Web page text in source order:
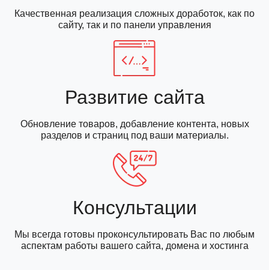
Качественная реализация сложных доработок, как по
сайту, так и по панели управления
Развитие сайта
Обновление товаров, добавление контента, новых
разделов и страниц под ваши материалы.
Консультации
Мы всегда готовы проконсультировать Вас по любым
аспектам работы вашего сайта, домена и хостинга